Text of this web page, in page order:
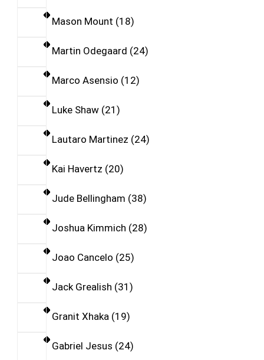
Mason Mount 18
Martin Odegaard 24
Marco Asensio 12
Luke Shaw 21
Lautaro Martinez 24
Kai Havertz 20
Jude Bellingham 38
Joshua Kimmich 28
Joao Cancelo 25
Jack Grealish 31
Granit Xhaka 19
Gabriel Jesus 24